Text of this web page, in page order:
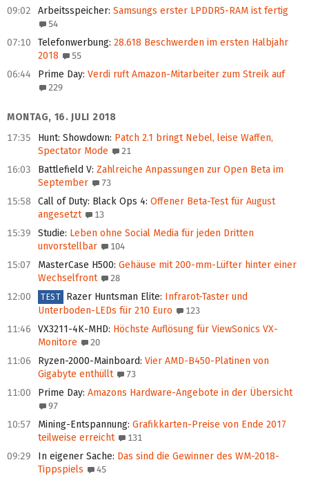
09:02 Arbeitsspeicher: Samsungs erster LPDDR5-RAM ist fertig
54
07:10 Telefonwerbung: 28.618 Beschwerden im ersten Halbjahr
2018
55
06:44 Prime Day: Verdi ruft Amazon-Mitarbeiter zum Streik auf
229
MONTAG, 16. JULI 2018
17:35
Hunt: Showdown: Patch 2.1 bringt Nebel, leise Waffen,
Spectator Mode
21
16:03 Battlefield V: Zahlreiche Anpassungen zur Open Beta im
September
73
15:58 Call of Duty: Black Ops 4: Offener Beta-Test für August
angesetzt
13
15:39 Studie: Leben ohne Social Media für jeden Dritten
unvorstellbar
104
15:07 MasterCase H500: Gehäuse mit 200-mm-Lüfter hinter einer
Wechselfront
28
12:00 TEST Razer Huntsman Elite: Infrarot-Taster und
Unterboden-LEDs für 210 Euro
123
11:46 VX3211-4K-MHD: Höchste Auflösung für ViewSonics VX-
Monitore
20
11:06 Ryzen-2000-Mainboard: Vier AMD-B450-Platinen von
Gigabyte enthüllt
73
11:00 Prime Day: Amazons Hardware-Angebote in der Übersicht
97
10:57 Mining-Entspannung: Grafikkarten-Preise von Ende 2017
teilweise erreicht
131
09:29 In eigener Sache: Das sind die Gewinner des WM-2018-
Tippspiels
45